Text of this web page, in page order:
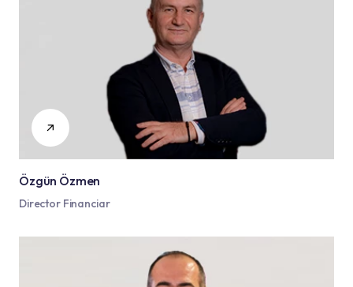
Özgün Özmen
Director Financiar